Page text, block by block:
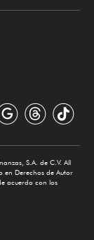
S.A. de C.V. All
en Derechos de Autor
acuerdo con los